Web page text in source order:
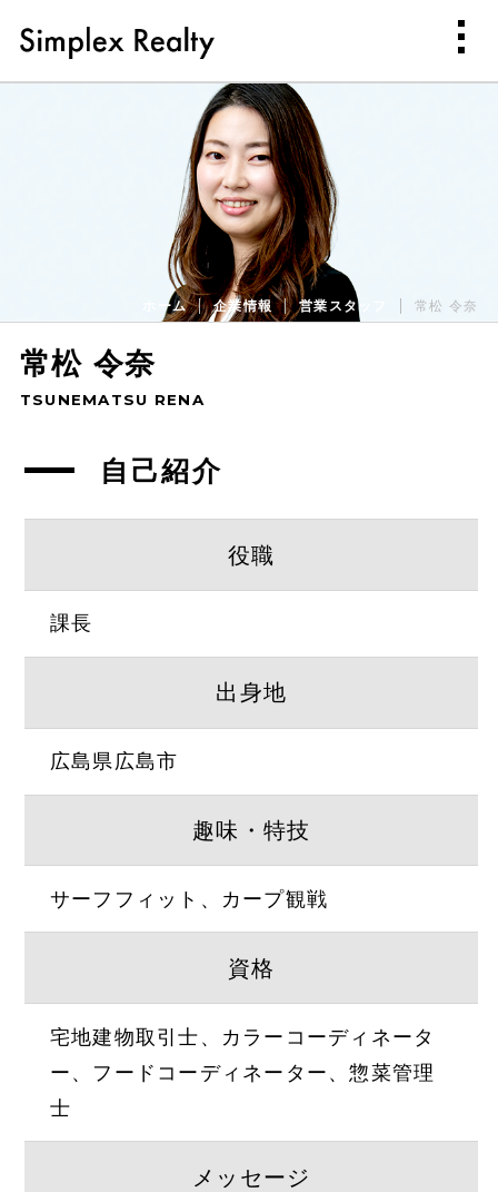
常松 令奈
TSUNEMATSU RENA
ホーム 企業情報 営業スタッフ 常松 令奈
自己紹介
役職
課長
出身地
広島県広島市
趣味・特技
サーフフィット、カープ観戦
資格
宅地建物取引士、カラーコーディネータ
ー、フードコーディネーター、惣菜管理
士
メッセージ